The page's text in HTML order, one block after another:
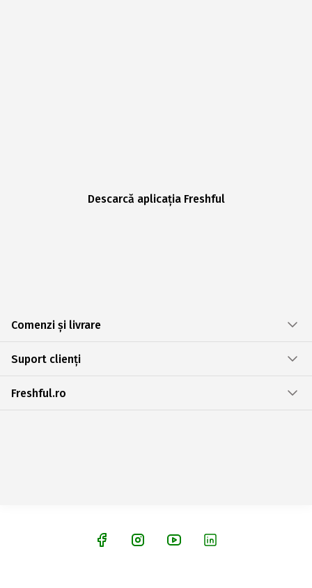
Descarcă aplicația Freshful
Comenzi și livrare
Suport clienți
Freshful.ro